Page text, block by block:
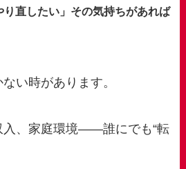
直したい」その気持ちがあれば
い時があります。
入、家庭環境——誰にでも“転